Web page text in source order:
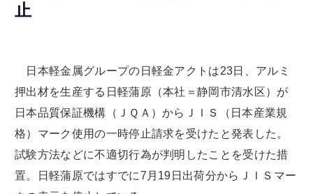
止
日本軽金属グループの日軽金アクトは23日、アルミ
押出材を生産する日軽蒲原（本社＝静岡市清水区）が
日本品質保証機構（ＪＱＡ）からＪＩＳ（日本産業規
格）マーク使用の一時停止請求を受けたと発表した。
試験方法などに不適切行為が判明したことを受けた措
置。日軽蒲原ではすでに7月19日出荷分からＪＩＳマー